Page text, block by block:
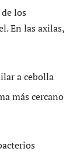
los
En las axilas,
a cebolla
más cercano